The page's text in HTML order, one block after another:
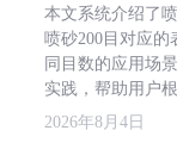
本文系统介绍了
喷砂200目对应的
同目数的应用场
实践，帮助用户
2026年8月4日